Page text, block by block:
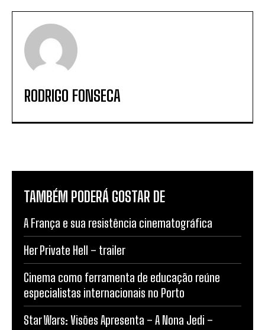
RODRIGO FONSECA
TAMBÉM PODERÁ GOSTAR DE
A França e sua resistência cinematográfica
Her Private Hell – trailer
Cinema como ferramenta de educação reúne
especialistas internacionais no Porto
Star Wars: Visões Apresenta – A Nona Jedi –